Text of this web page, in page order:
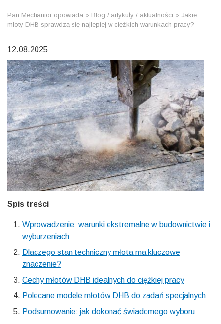
Pan Mechanior opowiada » Blog / artykuły / aktualności » Jakie
młoty DHB sprawdzą się najlepiej w ciężkich warunkach pracy?
12.08.2025
Spis treści
Wprowadzenie: warunki ekstremalne w budownictwie i
wyburzeniach
Dlaczego stan techniczny młota ma kluczowe
znaczenie?
Cechy młotów DHB idealnych do ciężkiej pracy
Polecane modele młotów DHB do zadań specjalnych
Podsumowanie: jak dokonać świadomego wyboru